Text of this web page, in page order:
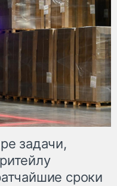
задачи,
сроки